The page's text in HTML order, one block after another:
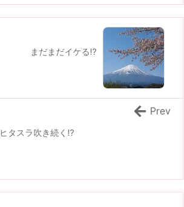
まだまだイケる!?
ヒタスラ吹き続く!?
Prev